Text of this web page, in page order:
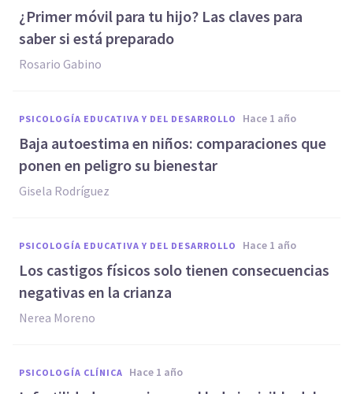
¿Primer móvil para tu hijo? Las claves para
saber si está preparado
Rosario Gabino
PSICOLOGÍA EDUCATIVA Y DEL DESARROLLO hace 1 año
Baja autoestima en niños: comparaciones que
ponen en peligro su bienestar
Gisela Rodríguez
PSICOLOGÍA EDUCATIVA Y DEL DESARROLLO hace 1 año
Los castigos físicos solo tienen consecuencias
negativas en la crianza
Nerea Moreno
PSICOLOGÍA CLÍNICA hace 1 año